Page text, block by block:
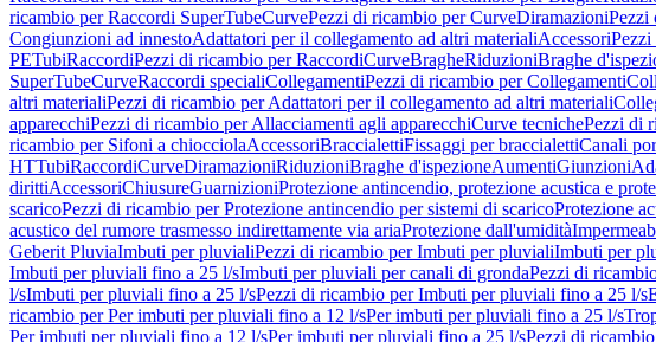
ricambio per Raccordi SuperTubeCurvePezzi di ricambio per CurveDiramazioniPezzi
Congiunzioni ad innestoAdattatori per il collegamento ad altri materialiAccessoriPezzi
PETubiRaccordiPezzi di ricambio per RaccordiCurveBragheRiduzioniBraghe
SuperTubeCurveRaccordi specialiCollegamentiPezzi di ricambio per Collegamenti
altri materialiPezzi di ricambio per Adattatori per il collegamento ad altri materiali
apparecchiPezzi di ricambio per Allacciamenti agli apparecchiCurve tecnichePezzi di
ricambio per Sifoni a chiocciolaAccessoriBraccialettiFissaggi per braccialettiCanali
HTTubiRaccordiCurveDiramazioniRiduzioniBraghe d'ispezioneAumentiGiunzioni
dirittiAccessoriChiusureGuarnizioniProtezione antincendio, protezione acustica e
scaricoPezzi di ricambio per Protezione antincendio per sistemi di scaricoProtezione
acustico del rumore trasmesso indirettamente via ariaProtezione dall'umidità
Geberit PluviaImbuti per pluvialiPezzi di ricambio per Imbuti per pluvialiImbuti per
Imbuti per pluviali fino a 25 l/sImbuti per pluviali per canali di grondaPezzi di
l/sImbuti per pluviali fino a 25 l/sPezzi di ricambio per Imbuti per pluviali fino a 25 l/s
ricambio per Per imbuti per pluviali fino a 12 l/sPer imbuti per pluviali fino a 25 l/s
Per imbuti per pluviali fino a 12 l/sPer imbuti per pluviali fino a 25 l/sPezzi di